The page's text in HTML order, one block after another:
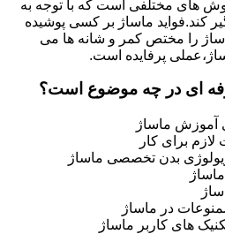
های مختلفی است که با توجه به
کند.فواید ماساژ بر کسی پوشیده
را مختص کمر و شانه ها می
پرفایده است.
ای در چه موضوع است؟
آموزش ماساژ
برای کار
بدن تخصصی ماساژ
در ماساژ
های کاربر ماساژ